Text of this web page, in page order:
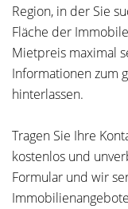
Region, in der Sie
Fläche der
Mietpreis maximal
Informationen zum
hinterlassen.
Tragen Sie Ihre
kostenlos und
Formular und wir